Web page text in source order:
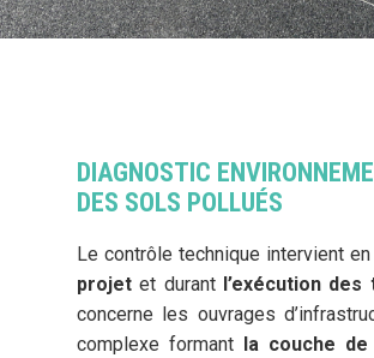
DIAGNOSTIC
DES SOLS POLLUÉS
Le contrôle technique intervient en
projet et durantl’exécution des
concerne les ouvrages
complexe formant
la couche